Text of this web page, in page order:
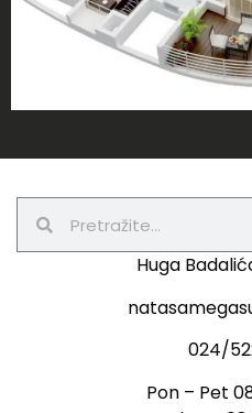
Huga
024/
Pon – Pet